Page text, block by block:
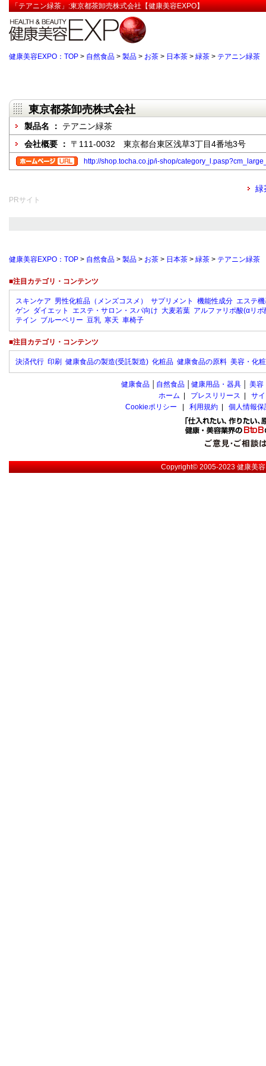
「テアニン緑茶」:東京都茶卸売株式会社【健康美容EXPO】
健康美容EXPO：TOP > 自然食品 > 製品 > お茶 > 日本茶 > 緑茶 > テアニン緑茶
東京都茶卸売株式会社
製品名 ： テアニン緑茶
会社概要 ： 〒111-0032 東京都台東区浅草3丁目4番地3号
http://shop.tocha.co.jp/i-shop/
緑
PRサイト
健康美容EXPO：TOP > 自然食品 > 製品 > お茶 > 日本茶 > 緑茶 > テアニン緑茶
■注目カテゴリ・コンテンツ
スキンケア 男性化粧品（メンズコスメ） サプリメント 機能性成分 エステ
ゲン ダイエット エステ・サロン・スパ向け 大麦若葉 アルファリポ酸(αリポ
テイン ブルーベリー 豆乳 寒天 車椅子
■注目カテゴリ・コンテンツ
決済代行 印刷 健康食品の製造(受託製造) 化粧品 健康食品の原料 美容・化
健康食品 自然食品 健康用品・器具 美容
ホーム
プレスリリース
サ
Cookieポリシー
利用規約 個人情報
Copyright© 2005-2023健康美